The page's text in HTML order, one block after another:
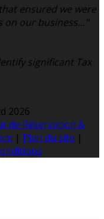
ensured we were
on our business..."
significant Tax
2026
de Réservation &
| Plan du site |